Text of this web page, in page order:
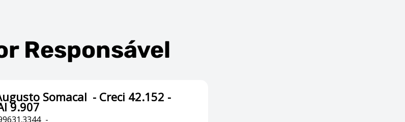
Responsável
Somacal - Creci 42.152 -
9.907
-